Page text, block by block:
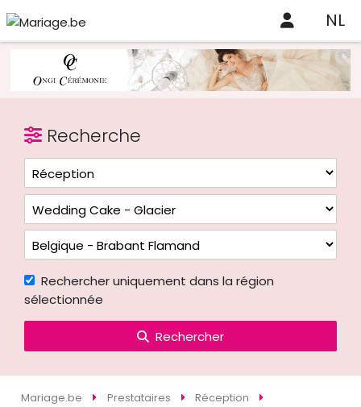
NL
Recherche
Rechercher uniquement dans la région
sélectionnée
Rechercher
Mariage.be Prestataires
Réception